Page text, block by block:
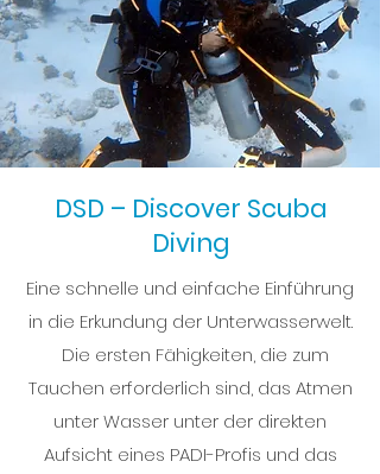
DSD – Discover Scuba
Diving
Eine schnelle und einfache Einführung
in die Erkundung der Unterwasserwelt.
Die ersten Fähigkeiten, die zum
Tauchen erforderlich sind, das Atmen
unter Wasser unter der direkten
Aufsicht eines PADI-Profis und das